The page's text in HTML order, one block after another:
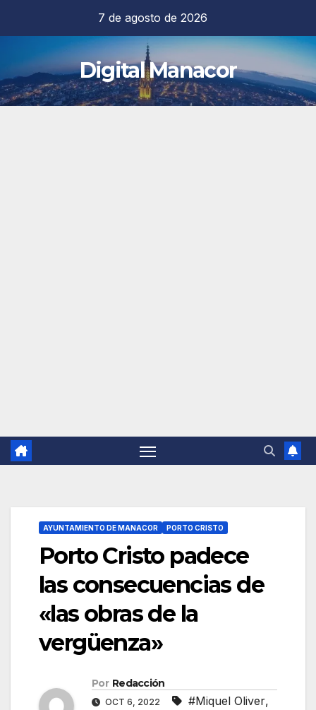
contenido
7 de agosto de 2026
Digital Manacor
AYUNTAMIENTO DE MANACOR PORTO CRISTO
Porto Cristo padece
las consecuencias de
«las obras de la
vergüenza»
Por Redacción
OCT 6, 2022 #Miquel Oliver,